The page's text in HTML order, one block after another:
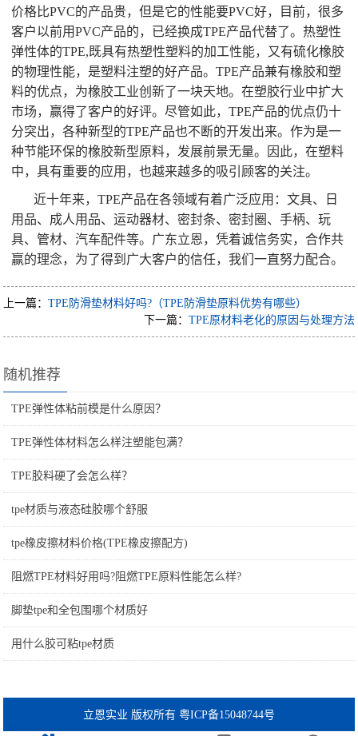
价格比PVC的产品贵，但是它的性能要PVC好，目前，很多
客户以前用PVC产品的，已经换成TPE产品代替了。热塑性
弹性体的TPE,既具有热塑性塑料的加工性能，又有硫化橡胶
的物理性能，是塑料注塑的好产品。TPE产品兼有橡胶和塑
料的优点，为橡胶工业创新了一块天地。在塑胶行业中扩大
市场，赢得了客户的好评。尽管如此，TPE产品的优点仍十
分突出，各种新型的TPE产品也不断的开发出来。作为是一
种节能环保的橡胶新型原料，发展前景无量。因此，在塑料
中，具有重要的应用，也越来越多的吸引顾客的关注。
近十年来，TPE产品在各领域有着广泛应用：文具、日
用品、成人用品、运动器材、密封条、密封圈、手柄、玩
具、管材、汽车配件等。广东立恩，凭着诚信务实，合作共
赢的理念，为了得到广大客户的信任，我们一直努力配合。
上一篇：TPE防滑垫材料好吗?（TPE防滑垫原料优势有哪些）
下一篇： TPE原材料老化的原因与处理方法
随机推荐
TPE弹性体粘前模是什么原因？
TPE弹性体材料怎么样注塑能包满？
TPE胶料硬了会怎么样？
tpe材质与液态硅胶哪个舒服
tpe橡皮擦材料价格(TPE橡皮擦配方)
阻燃TPE材料好用吗?阻燃TPE原料性能怎么样?
脚垫tpe和全包围哪个材质好
用什么胶可粘tpe材质
立恩实业 版权所有 粤ICP备15048744号